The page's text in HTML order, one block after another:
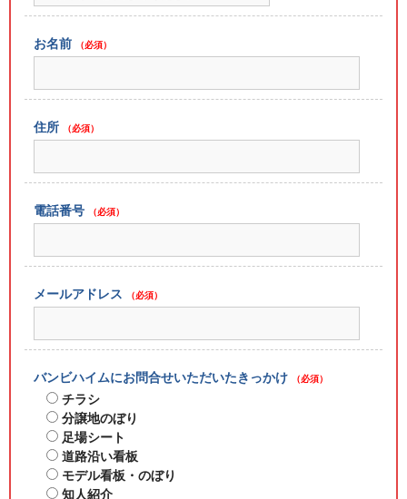
お名前 （必須）
住所 （必須）
電話番号 （必須）
メールアドレス （必須）
バンビハイムにお問合せいただいたきっかけ （必須）
チラシ
分譲地のぼり
足場シート
道路沿い看板
モデル看板・のぼり
知人紹介